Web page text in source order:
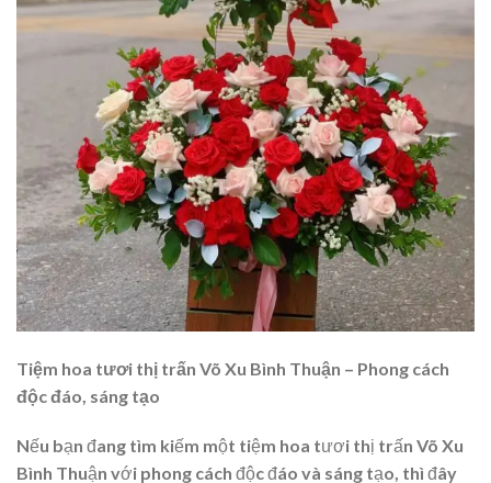
Tiệm hoa tươi thị trấn Võ Xu Bình Thuận – Phong cách
độc đáo, sáng tạo
Nếu bạn đang tìm kiếm một tiệm hoa tươi thị trấn Võ Xu
Bình Thuận với phong cách độc đáo và sáng tạo, thì đây